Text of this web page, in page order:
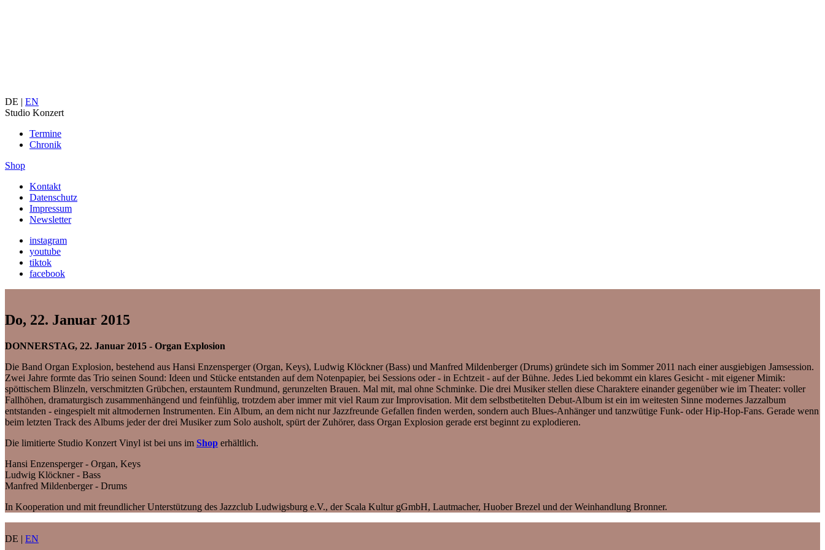
DE | EN
Studio Konzert
Termine
Chronik
Shop
Kontakt
Datenschutz
Impressum
Newsletter
instagram
youtube
tiktok
facebook
Do, 22. Januar 2015
DONNERSTAG, 22. Januar 2015 - Organ Explosion
Die Band Organ Explosion, bestehend aus Hansi Enzensperger (Organ, Keys), Ludwig Klöckner (Bass) und Manfred Mildenberger (Drums) gründete sich im Sommer 2011 nach einer ausgiebigen Jamsession.
Zwei Jahre formte das Trio seinen Sound: Ideen und Stücke entstanden auf dem Notenpapier, bei Sessions oder - in Echtzeit - auf der Bühne. Jedes Lied bekommt ein klares Gesicht - mit eigener Mimik:
spöttischem Blinzeln, verschmitzten Grübchen, erstauntem Rundmund, gerunzelten Brauen. Mal mit, mal ohne Schminke. Die drei Musiker stellen diese Charaktere einander gegenüber wie im Theater: voller
Fallhöhen, dramaturgisch zusammenhängend und feinfühlig, trotzdem aber immer mit viel Raum zur Improvisation. Mit dem selbstbetitelten Debut-Album ist ein im weitesten Sinne modernes Jazzalbum
entstanden - eingespielt mit altmodernen Instrumenten. Ein Album, an dem nicht nur Jazzfreunde Gefallen finden werden, sondern auch Blues-Anhänger und tanzwütige Funk- oder Hip-Hop-Fans. Gerade wenn
beim letzten Track des Albums jeder der drei Musiker zum Solo ausholt, spürt der Zuhörer, dass Organ Explosion gerade erst beginnt zu explodieren.
Die limitierte Studio Konzert Vinyl ist bei uns im Shop erhältlich.
Hansi Enzensperger - Organ, Keys
Ludwig Klöckner - Bass
Manfred Mildenberger - Drums
In Kooperation und mit freundlicher Unterstützung des Jazzclub Ludwigsburg e.V., der Scala Kultur gGmbH, Lautmacher, Huober Brezel und der Weinhandlung Bronner.
DE | EN